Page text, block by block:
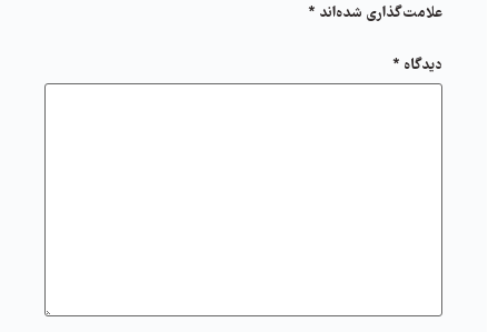
علامت‌گذاری شده‌اند *
دیدگاه *